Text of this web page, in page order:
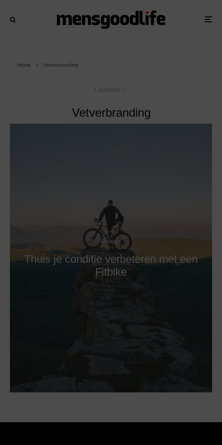
Home Vetverbranding
Laatste
Vetverbranding
Fietsen
Thuis je conditie verbeteren met een
Fitbike